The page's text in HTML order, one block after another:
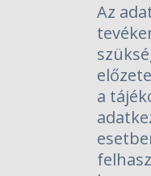
Az
a